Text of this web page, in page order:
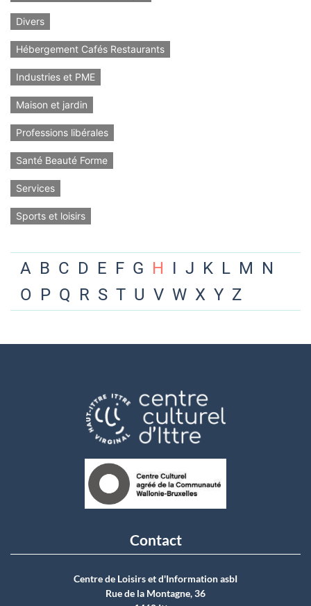
Divers
Hébergement Cafés Restaurants
Industries et PME
Maison et jardin
Professions libérales
Santé Beauté Forme
Services
Sports et loisirs
A B C D E F G H I J K L M N
O P Q R S T U V W X Y Z
Contact
Centre de Loisirs et d'Information asbI
Rue de la Montagne, 36